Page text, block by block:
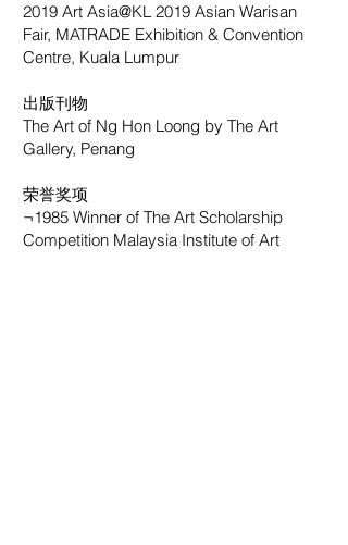
2019 Art Asia@KL 2019 Asian Warisan
Fair, MATRADE Exhibition & Convention
Centre, Kuala Lumpur
出版刊物
The Art of Ng Hon Loong by The Art
Gallery, Penang
荣誉奖项
¬1985 Winner of The Art Scholarship
Competition Malaysia Institute of Art